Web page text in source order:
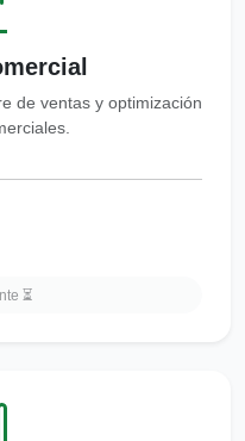
de ventas y optimización
⏳